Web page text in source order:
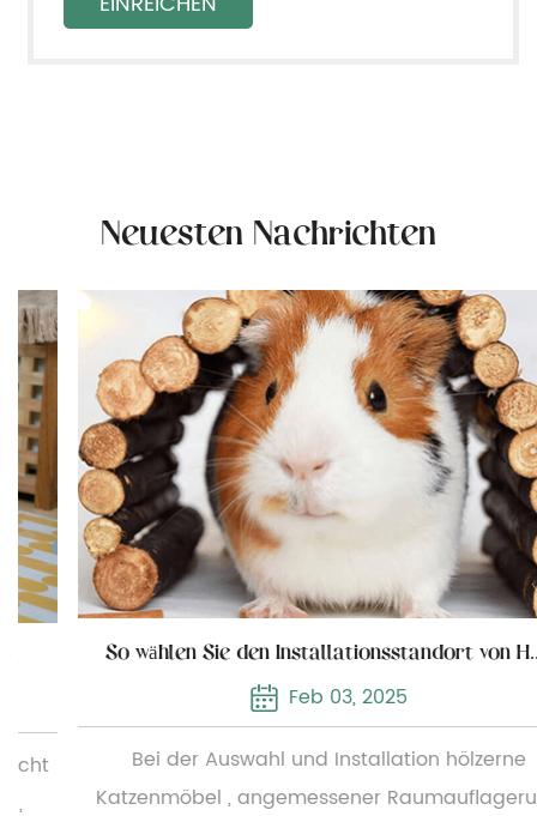
Neuesten Nachrichten
So wählen Sie den Installationsstandort von Holzkatzenmöbeln
Feb 03, 2025
Bei der Auswahl und Installation hölzerne
Katzenmöbel , angemessener Raumauflagerung